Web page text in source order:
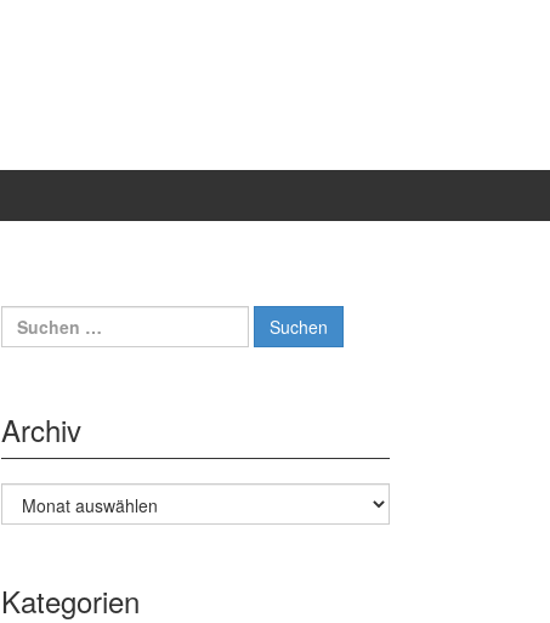
Suche
nach:
Archiv
Archiv
Kategorien